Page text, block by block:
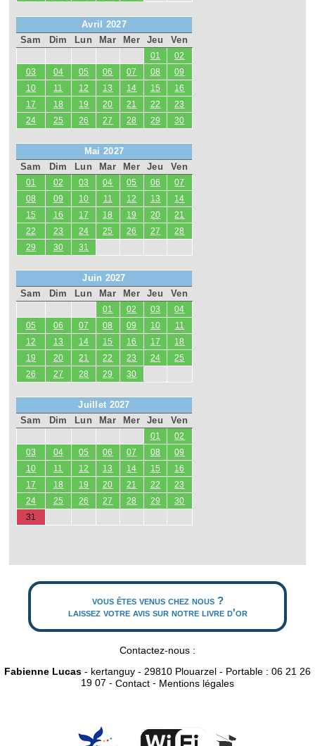
Avril 2027
Sam
Dim Lun Mar Mer Jeu Ven
01
02
03
04 05 06 07 08
09
10
11 12 13 14 15
16
17
18 19 20 21 22
23
24
25 26 27 28 29 30
Mai 2027
Sam
Dim Lun Mar Mer Jeu Ven
01 02 03 04 05 06
07
08
09 10 11 12 13
14
15
16 17 18 19 20
21
22
23 24 25 26 27
28
29
30 31
Juin 2027
Sam
Dim Lun Mar Mer Jeu Ven
01 02 03
04
05
06 07 08 09 10
11
12
13 14 15 16 17
18
19
20 21 22 23 24
25
26
27 28 29 30
Juillet 2027
Sam
Dim Lun Mar Mer Jeu Ven
01
02
03
04 05 06 07 08
09
10
11 12 13 14 15
16
17
18 19 20 21 22
23
24
25 26 27 28 29
30
31
vous êtes venus chez nous ?
laissez votre avis sur notre livre d'or
Contactez-nous :
Fabienne Lucas - kertanguy - 29810 Plouarzel - Portable : 06 21 26
19 07 - Contact - Mentions légales